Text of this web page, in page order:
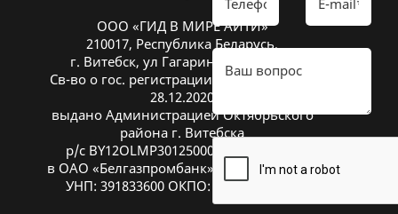
ООО «ГИД В МИРЕ АЙТИ»
210017, Республика Беларусь,
г. Витебск, ул Гагарина 26А, оф. 20
Св-во о гос. регистрации № 391833600 от
28.12.2020
выдано Администрацией Октябрьского
района г. Витебска
р/с BY12OLMP30125000269700000933
в ОАО «Белгазпромбанк», код OLMPBY2X
УНП: 391833600 ОКПО: 504669272000